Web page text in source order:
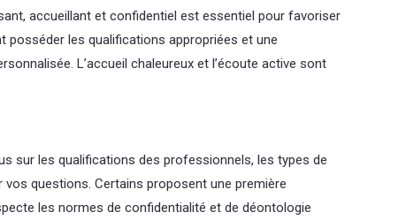
accueillant et confidentiel est essentiel pour favoriser
posséder les qualifications appropriées et une
L’accueil chaleureux et l’écoute active sont
sur les qualifications des professionnels, les types de
questions. Certains proposent une première
les normes de confidentialité et de déontologie